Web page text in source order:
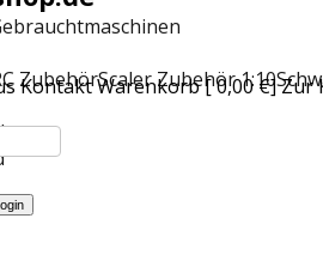
ZubehörScaler Zubehör 1:10
KontaktWarenkorb [ 0,00 €]Zur